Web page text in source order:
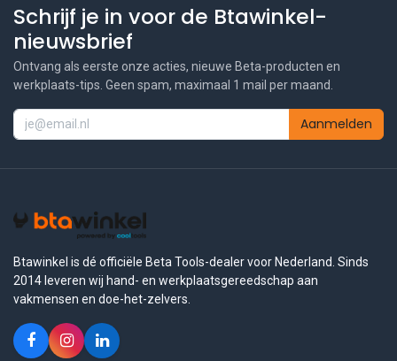
Schrijf je in voor de Btawinkel-
nieuwsbrief
Ontvang als eerste onze acties, nieuwe Beta-producten en
werkplaats-tips. Geen spam, maximaal 1 mail per maand.
Aanmelden
Btawinkel is dé officiële Beta Tools-dealer voor Nederland. Sinds
2014 leveren wij hand- en werkplaatsgereedschap aan
vakmensen en doe-het-zelvers.